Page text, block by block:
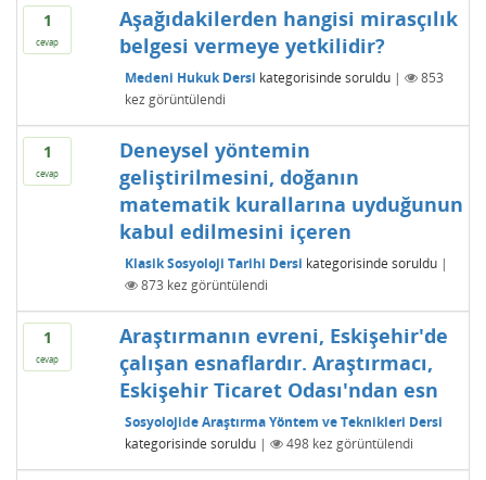
1
cevap
Aşağıdakilerden hangisi mirasçılık
belgesi vermeye yetkilidir?
Medeni Hukuk Dersi kategorisinde soruldu |
853
kez görüntülendi
1
cevap
Deneysel yöntemin
geliştirilmesini, doğanın
matematik kurallarına uyduğunun
kabul edilmesini içeren
Klasik Sosyoloji Tarihi Dersi kategorisinde soruldu |
873 kez görüntülendi
1
cevap
Araştırmanın evreni, Eskişehir'de
çalışan esnaflardır. Araştırmacı,
Eskişehir Ticaret Odası'ndan esn
Sosyolojide Araştırma Yöntem ve Teknikleri Dersi
kategorisinde soruldu | 498kez görüntülendi